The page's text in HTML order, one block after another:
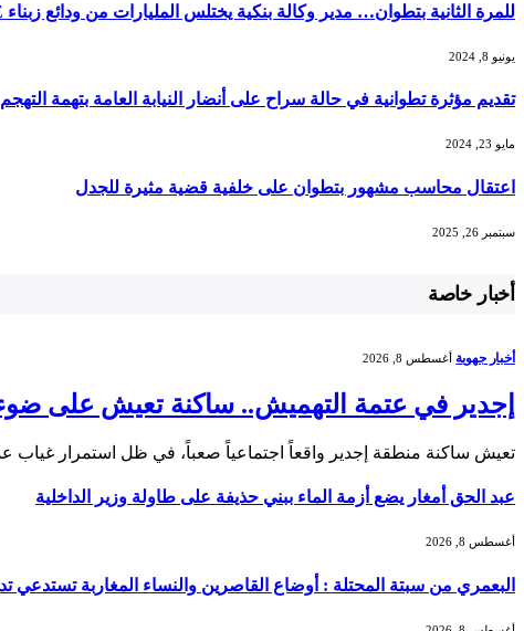
للمرة الثانية بتطوان… مدير وكالة بنكية يختلس المليارات من ودائع زبناء BMCE ويختفي عن الأنظار.
يونيو 8, 2024
تقديم مؤثرة تطوانية في حالة سراح على أنضار النيابة العامة بتهمة
مايو 23, 2024
اعتقال محاسب مشهور بتطوان على خلفية قضية مثيرة للجدل
سبتمبر 26, 2025
أخبار خاصة
أخبار جهوية أغسطس 8, 2026
إجدير في عتمة التهميش.. ساكنة تعيش على
تعيش ساكنة منطقة إجدير واقعاً اجتماعياً صعباً، في ظل استمرار
عبد الحق أمغار يضع أزمة الماء ببني حذيفة على طاولة وزير الداخلية
أغسطس 8, 2026
البعمري من سبتة المحتلة : أوضاع القاصرين والنساء المغاربة تستدعي